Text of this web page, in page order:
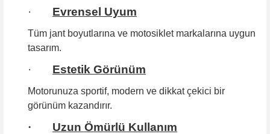
· Evrensel Uyum
Tüm jant boyutlarına ve motosiklet markalarına uygun
tasarım.
· Estetik Görünüm
Motorunuza sportif, modern ve dikkat çekici bir
görünüm kazandırır.
· Uzun Ömürlü Kullanım